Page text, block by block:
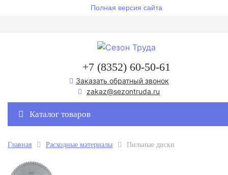
Полная версия сайта
+7 (8352) 60-50-61
Заказать обратный звонок
zakaz@sezontruda.ru
Каталог товаров
Главная Расходные материалы Пильные диски